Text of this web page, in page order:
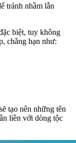
tránh nhầm lẫn
biệt, tuy không
chẳng hạn như:
tạo nên những tên
liền với dòng tộc